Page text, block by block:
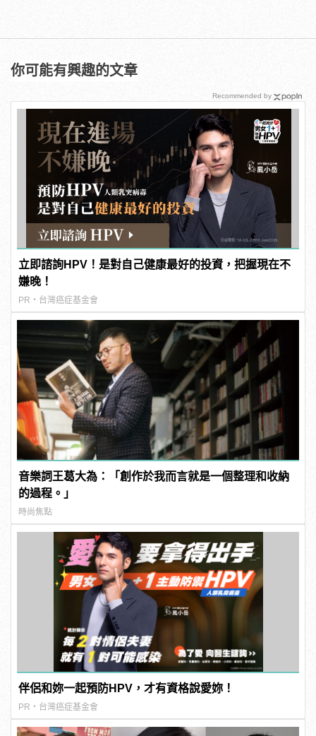
你可能有興趣的文章
立即諮詢HPV！是對自己健康最好的投資，把握現在不
嫌晚！
PR・台灣癌症基金會
音樂詞王葛大為：「創作於我而言就是一個整理和收納
的過程。」
時尚焦點
伴侶和妳一起預防HPV，才有資格說愛妳！
PR・台灣癌症基金會
Recommended by